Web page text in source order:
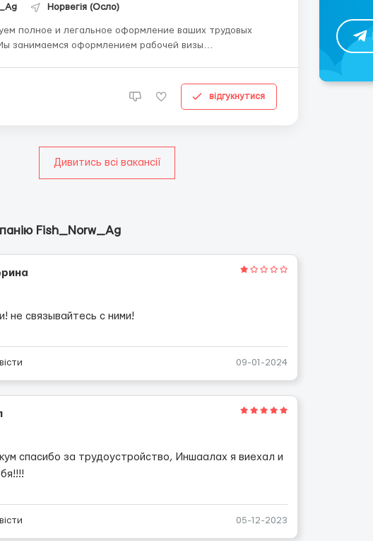
Норвегія (Осло)
полное и легальное оформление ваших трудовых
занимаемся оформлением рабочей визы
предлагаем следующие преимущества: - Русскоговорящий курато...
відгукнутися
Дивитись всі вакансії
Fish_Norw_Ag
не связывайтесь с ними!
09-01-2024
спасибо за трудоустройство, Иншаалах я виехал и
05-12-2023